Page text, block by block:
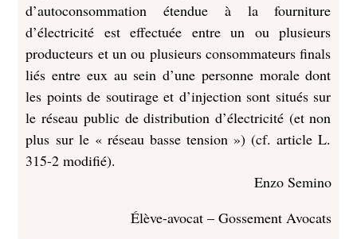
d’autoconsommation étendue à la fourniture
d’électricité est effectuée entre un ou plusieurs
producteurs et un ou plusieurs consommateurs finals
liés entre eux au sein d’une personne morale dont
les points de soutirage et d’injection sont situés sur
le réseau public de distribution d’électricité (et non
plus sur le « réseau basse tension ») (cf. article L.
315-2 modifié).
Enzo Semino
Élève-avocat – Gossement Avocats